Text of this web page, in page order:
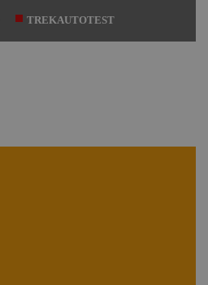
TREKAUTOTEST